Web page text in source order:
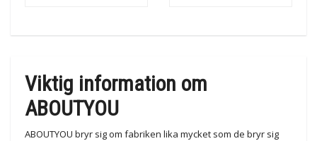
Viktig information om
ABOUTYOU
ABOUTYOU bryr sig om fabriken lika mycket som de bryr sig